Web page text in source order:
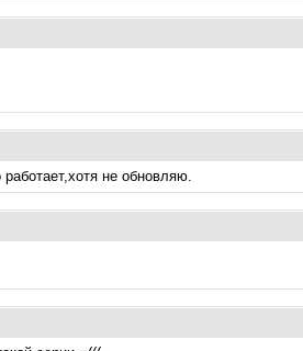
не обновляю.